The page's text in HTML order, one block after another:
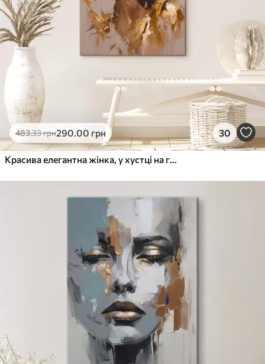
483.33грн290.00 грн 30
Красива елегантна жінка, у хустці на голові